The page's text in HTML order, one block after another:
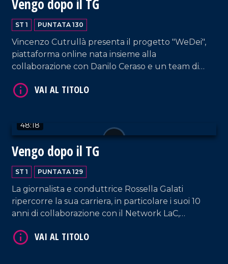
Vengo dopo il TG
ST 1 PUNTATA 130
Vincenzo Cutrullà presenta il progetto "WeDei",
piattaforma online nata insieme alla
collaborazione con Danilo Ceraso e un team di
48:18
Vengo dopo il TG
ST 1 PUNTATA 129
La giornalista e conduttrice Rossella Galati
ripercorre la sua carriera, in particolare i suoi 10
anni di collaborazione con il Network LaC,
video omaggio e gli auguri dell'editore Domenico
VAI AL TITOLO
VAI AL TITOLO